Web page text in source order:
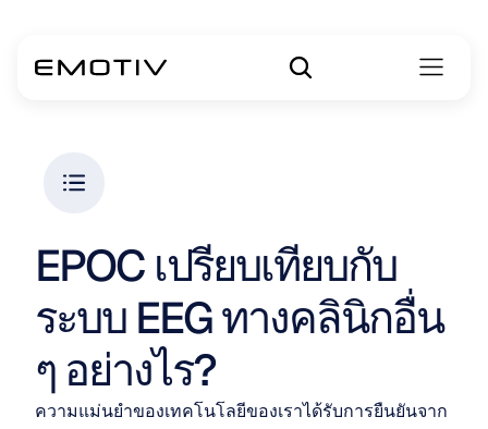
EPOC เปรียบเทียบกับ
ระบบ EEG ทางคลินิกอื่น
ๆ อย่างไร?
ความแม่นยำของเทคโนโลยีของเราได้รับการยืนยันจาก